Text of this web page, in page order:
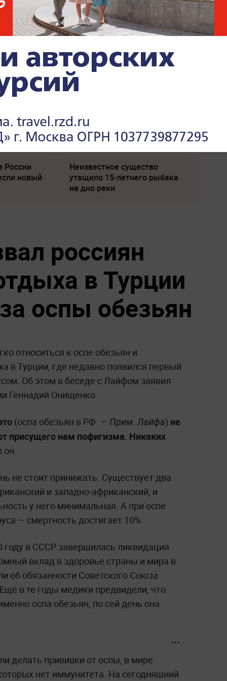
британцев
в
Соседов: Пугачева
безнадежно постарела
России
новый
Неизвестное существо
утащило 15-летнего рыбака
на дно реки
россиян
в Турции
оспы обезьян
относиться к оспе обезьян и
в Турции, где недавно появился первый
Об этом в беседе с Лайфом заявил
Геннадий Онищенко.
(оспа обезьян в РФ. — Прим. Лайфа) не
присущего нам пофигизма. Никаких
он.
не стоит принижать. Существует два
и западно-африканский, и
у него минимальная. А при оспе
— смертность достигает 10%.
году в СССР завершилась ликвидация
вклад в здоровье страны и мира в
об обязанности Советского Союза
в те годы медики предвидели, что
оспа обезьян, по сей день она
делать прививки от оспы, в мире
нет иммунитета. На сегодняшний